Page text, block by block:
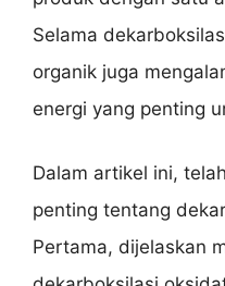
Selama
organik juga
energi yang penting
Dalam artikel ini,
penting tentang
Pertama, dijelaskan